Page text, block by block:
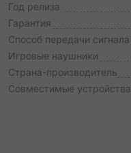
Год релиза
Гарантия
Способ передачи сигнала
Игровые наушники
Страна-производитель
Совместимые устройства